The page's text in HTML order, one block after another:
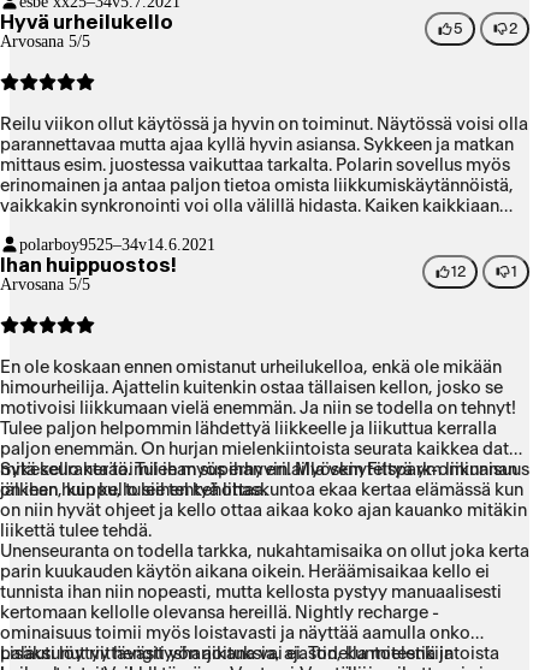
Hyvä urheilukello
Arvosana 5/5
5 2
Reilu viikon ollut käytössä ja hyvin on toiminut. Näytössä voisi olla
parannettavaa mutta ajaa kyllä hyvin asiansa. Sykkeen ja matkan
mittaus esim. juostessa vaikuttaa tarkalta. Polarin sovellus myös
erinomainen ja antaa paljon tietoa omista liikkumiskäytännöistä,
vaikkakin synkronointi voi olla välillä hidasta. Kaiken kaikkiaan
polarboy9525–34v14.6.2021
Ihan huippuostos!
Arvosana 5/5
12 1
En ole koskaan ennen omistanut urheilukelloa, enkä ole mikään
himourheilija. Ajattelin kuitenkin ostaa tällaisen kellon, josko se
motivoisi liikkumaan vielä enemmän. Ja niin se todella on tehnyt!
Tulee paljon helpommin lähdettyä liikkeelle ja liikuttua kerralla
paljon enemmän. On hurjan mielenkiintoista seurata kaikkea dataa
mitä kello kerää. Tulee myös ihan erilailla venyteltyä ym liikunnan
jälkeen, kun kello siihen kehottaa.
Sykeseuranta toimii ihan superhyvin. Myöskin Fitspark-ominaisuus
on ihan huippu, tulee tehtyä lihaskuntoa ekaa kertaa elämässä kun
on niin hyvät ohjeet ja kello ottaa aikaa koko ajan kauanko mitäkin
liikettä tulee tehdä.
Unenseuranta on todella tarkka, nukahtamisaika on ollut joka kerta
parin kuukauden käytön aikana oikein. Heräämisaikaa kello ei
tunnista ihan niin nopeasti, mutta kellosta pystyy manuaalisesti
kertomaan kellolle olevansa hereillä. Nightly recharge -
ominaisuus toimii myös loistavasti ja näyttää aamulla onko
palautunut riittävästi yön aikana vai ei. Todella mielenkiintoista
Lisäksi löytyy hengitysharjoituksia, ajastin, kuntotestiä ja